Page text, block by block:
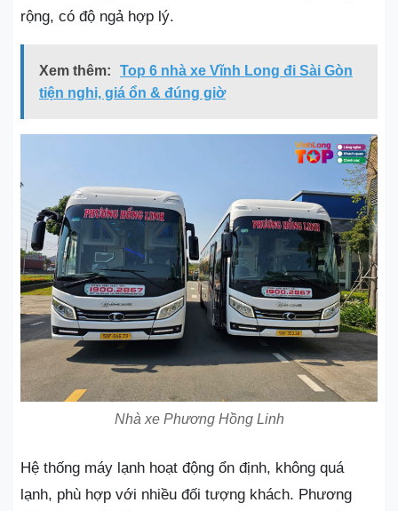
rộng, có độ ngả hợp lý.
Xem thêm:
Top 6 nhà xe Vĩnh Long đi Sài Gòn
tiện nghi, giá ổn & đúng giờ
Nhà xe Phương Hồng Linh
Hệ thống máy lạnh hoạt động ổn định, không quá
lạnh, phù hợp với nhiều đối tượng khách. Phương